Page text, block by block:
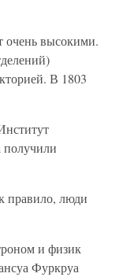
очень высокими.
В 1803
получили
правило, люди
и физик
Фуркруа